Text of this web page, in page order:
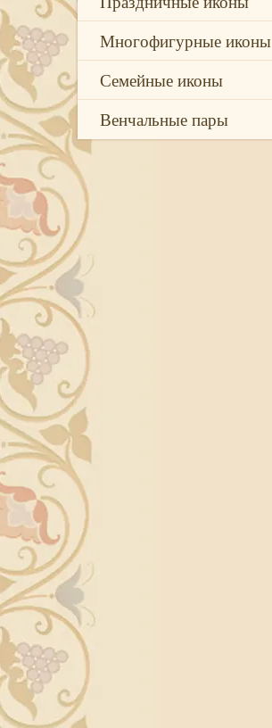
Многофигурные иконы
Семейные иконы
Венчальные пары